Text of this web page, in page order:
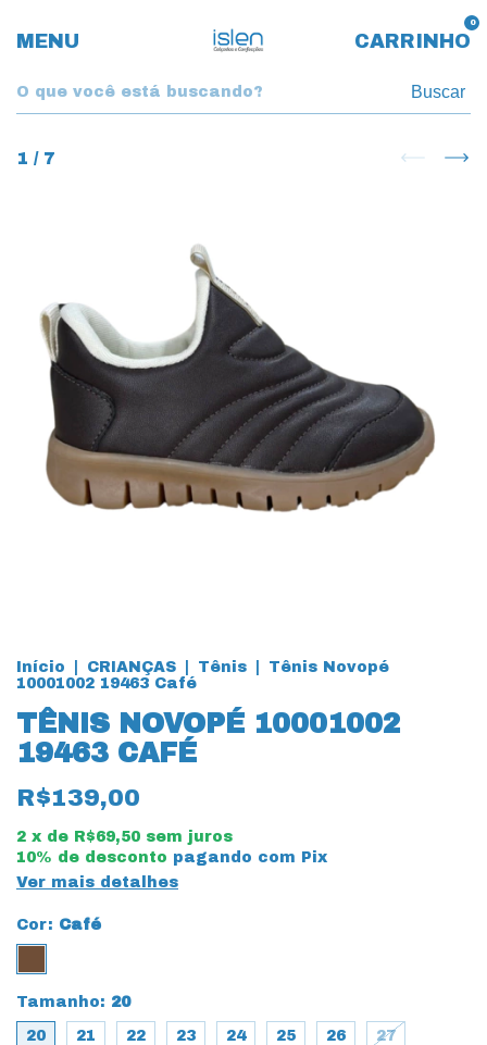
MENU CARRINHO
0
Buscar
1 / 7
Início CRIANÇAS Tênis
Tênis Novopé
10001002 19463 Café
TÊNIS NOVOPÉ 10001002
19463 CAFÉ
R$139,00
2 x de R$69,50 sem juros
10% de desconto pagando com Pix
Ver mais detalhes
Cor: Café
Tamanho: 20
20 21 22 23 24 25 26 27